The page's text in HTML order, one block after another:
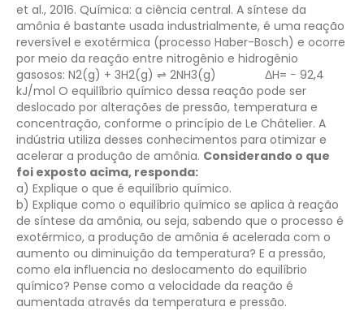
et al., 2016. Química: a ciência central. A síntese da
amônia é bastante usada industrialmente, é uma reação
reversível e exotérmica (processo Haber-Bosch) e ocorre
por meio da reação entre nitrogênio e hidrogênio
gasosos: N2(g) + 3H2(g) ⇌ 2NH3(g) ΔH= − 92,4
kJ/mol O equilíbrio químico dessa reação pode ser
deslocado por alterações de pressão, temperatura e
concentração, conforme o princípio de Le Châtelier. A
indústria utiliza desses conhecimentos para otimizar e
acelerar a produção de amônia. Considerando o que
foi exposto acima, responda:
a) Explique o que é equilíbrio químico.
b) Explique como o equilíbrio químico se aplica à reação
de síntese da amônia, ou seja, sabendo que o processo é
exotérmico, a produção de amônia é acelerada com o
aumento ou diminuição da temperatura? E a pressão,
como ela influencia no deslocamento do equilíbrio
químico? Pense como a velocidade da reação é
aumentada através da temperatura e pressão.